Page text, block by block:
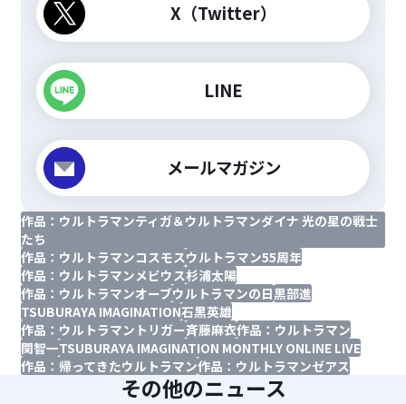
X（Twitter）
LINE
メールマガジン
作品：ウルトラマンティガ＆ウルトラマンダイナ 光の星の戦士
たち
作品：ウルトラマンコスモスウルトラマン55周年
作品：ウルトラマンメビウス杉浦太陽
作品：ウルトラマンオーブウルトラマンの日黒部進
TSUBURAYA IMAGINATION石黒英雄
作品：ウルトラマントリガー斉藤麻衣作品：ウルトラマン
関智一TSUBURAYA IMAGINATION MONTHLY ONLINE LIVE
作品：帰ってきたウルトラマン作品：ウルトラマンゼアス
その他のニュース